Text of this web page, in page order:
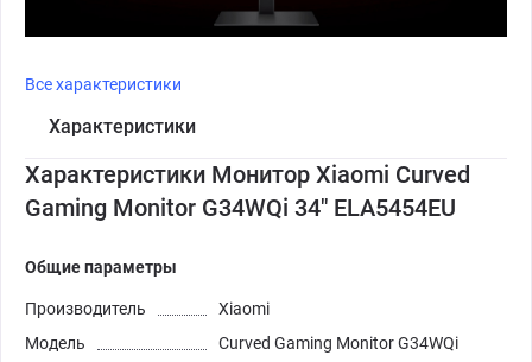
Все характеристики
Характеристики
Характеристики Монитор Xiaomi Curved
Gaming Monitor G34WQi 34" ELA5454EU
Общие параметры
Производитель
Xiaomi
Модель
Curved Gaming Monitor G34WQi